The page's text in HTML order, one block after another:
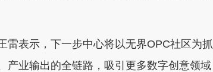
表示，下一步中心将以无界OPC社区为抓
产业输出的全链路，吸引更多数字创意领域